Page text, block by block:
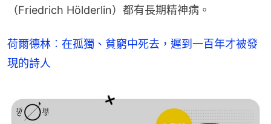
（Friedrich Hölderlin）都有長期精神病。
荷爾德林︰在孤獨、貧窮中死去，遲到一百年才被發
現的詩人